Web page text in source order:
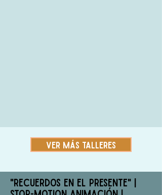
VER MÁS TALLERES
"Recuerdos en el Presente" |